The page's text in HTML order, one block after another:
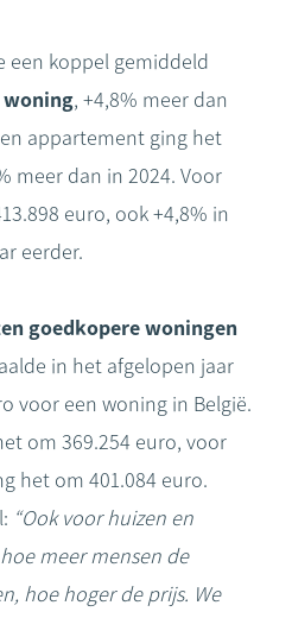
een koppel gemiddeld
woning, +4,8% meer dan
appartement ging het
meer dan in 2024. Voor
euro, ook +4,8% in
eerder.
goedkopere woningen
in het afgelopen jaar
voor een woning in België.
om 369.254 euro, voor
het om 401.084 euro.
“Ook voor huizen en
meer mensen de
hoe hoger de prijs. We